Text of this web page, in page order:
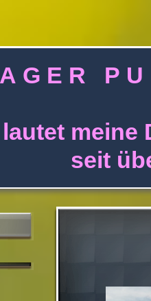
L A G E
meine
30